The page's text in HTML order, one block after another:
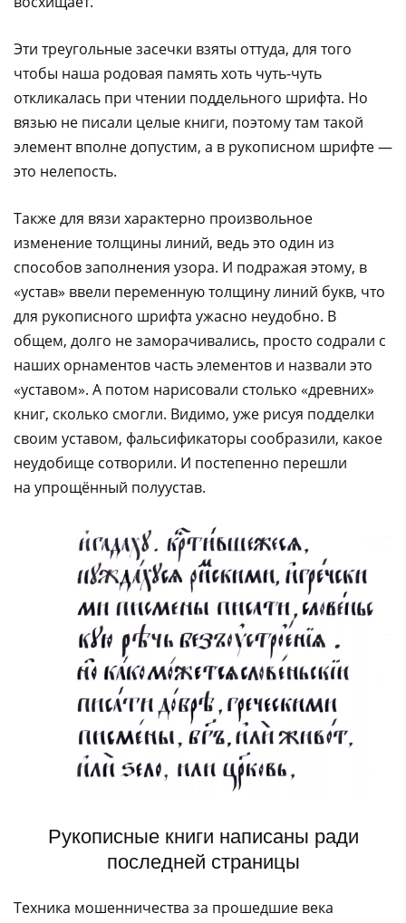
Эти треугольные засечки взяты оттуда, для того
чтобы наша родовая память хоть чуть-чуть
откликалась при чтении поддельного шрифта. Но
вязью не писали целые книги, поэтому там такой
элемент вполне допустим, а в рукописном шрифте —
это нелепость.
Также для вязи характерно произвольное
изменение толщины линий, ведь это один из
способов заполнения узора. И подражая этому, в
«устав» ввели переменную толщину линий букв, что
для рукописного шрифта ужасно неудобно. В
общем, долго не заморачивались, просто содрали с
наших орнаментов часть элементов и назвали это
«уставом». А потом нарисовали столько «древних»
книг, сколько смогли. Видимо, уже рисуя подделки
своим уставом, фальсификаторы сообразили, какое
неудобище сотворили. И постепенно перешли
на упрощённый полуустав.
Рукописные книги написаны ради
последней страницы
Техника мошенничества за прошедшие века